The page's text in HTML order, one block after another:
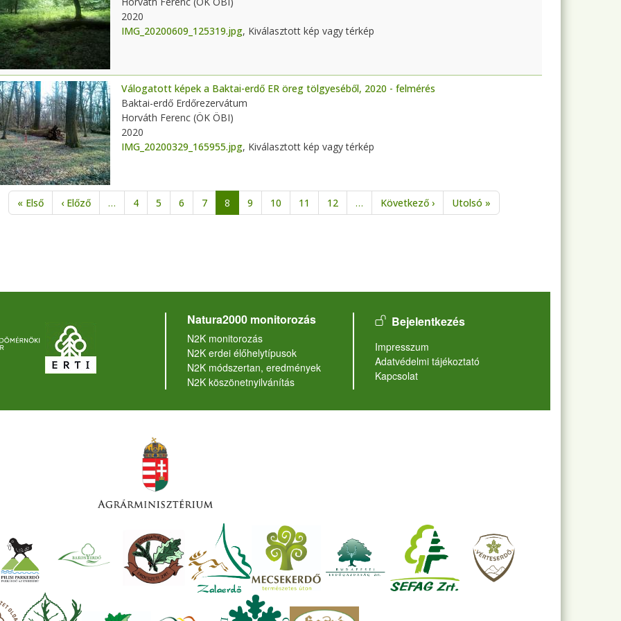
2020
IMG_20200609_125319.jpg, Kiválasztott kép vagy térkép
Válogatott képek a Baktai-erdő ER öreg tölgyeséből, 2020 - felmérés
Baktai-erdő Erdőrezervátum
Horváth Ferenc (ÖK ÖBI)
2020
IMG_20200329_165955.jpg, Kiválasztott kép vagy térkép
« ElsőElső oldal
‹ ElőzőElőző oldal
… 4 5 6 7 8 9 10 11 12 … Következő ›Következő oldal
Utolsó »
Natura2000 monitorozás
N2K monitorozás
N2K erdei élőhelytípusok
N2K módszertan, eredmények
N2K köszönetnyilvánítás
User account menu
Bejelentkezés
Lábléc
Impresszum
Adatvédelmi tájékoztató
Kapcsolat